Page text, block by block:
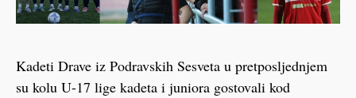
Kadeti Drave iz Podravskih Sesveta u pretposljednjem
su kolu U-17 lige kadeta i juniora gostovali kod